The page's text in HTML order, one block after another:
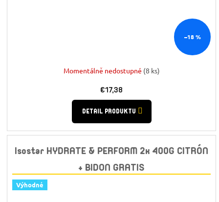
–18 %
Momentálně nedostupné (8 ks)
€17,38
DETAIL PRODUKTU
Isostar HYDRATE & PERFORM 2x 400G CITRÓN
+ BIDON GRATIS
Výhodné